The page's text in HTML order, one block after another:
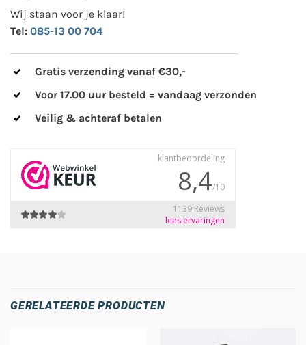
Wij staan voor je klaar!
Tel: 085-13 00 704
Gratis verzending vanaf €30,-
Voor 17.00 uur besteld = vandaag verzonden
Veilig & achteraf betalen
GERELATEERDE PRODUCTEN